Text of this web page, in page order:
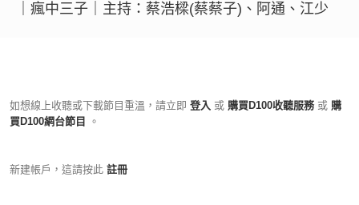
｜瘋中三子｜主持：蔡浩樑(蔡蔡子)、阿通、江少
如想線上收聽或下載節目重溫，請立即 登入 或 購買D100收聽服務 或 購
買D100網台節目
。
新建帳戶，這請按此 註冊